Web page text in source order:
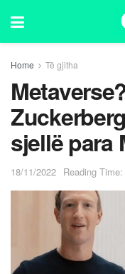
Home Të gjitha
sjellë para
18/11/2022 Reading